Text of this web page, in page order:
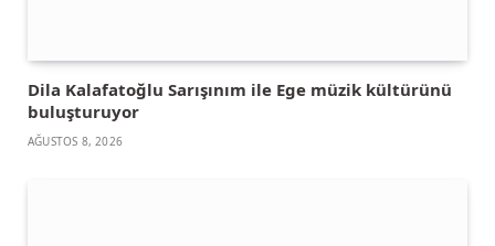
Dila Kalafatoğlu Sarışınım ile Ege müzik kültürünü
buluşturuyor
AĞUSTOS 8, 2026